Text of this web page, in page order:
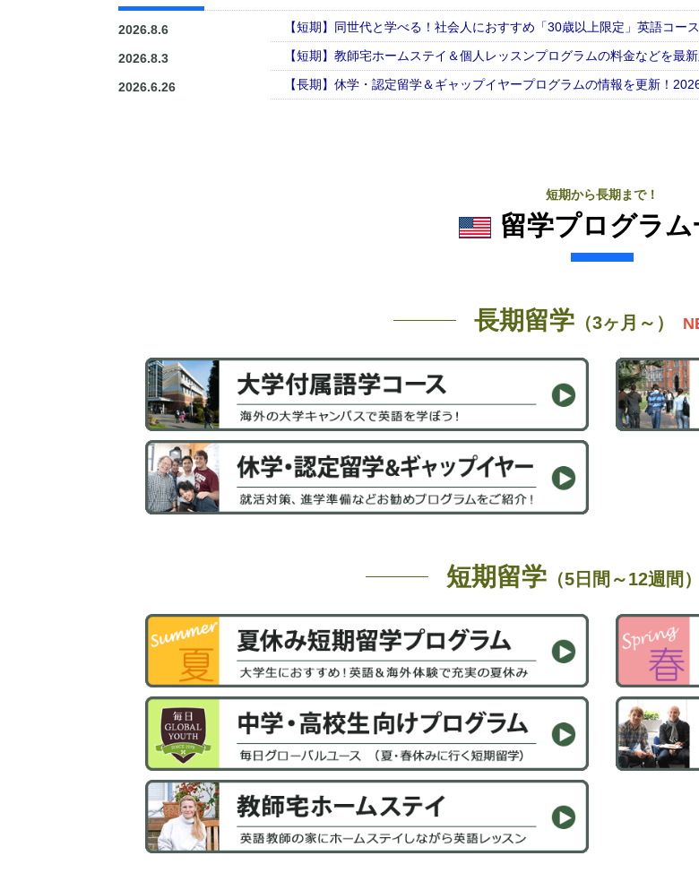
2026.8.6 【短期】同世代と学べる！社会人におすすめ「30歳以上限定」英語コー
2026.8.3 【短期】教師宅ホームステイ＆個人レッスンプログラムの料金などを最
2026.6.26 【長期】休学・認定留学＆ギャップイヤープログラムの情報を更新！
短期から長期まで！
留学プログラム
長期留学（3ヶ月～）
短期留学（5日間～12週間）